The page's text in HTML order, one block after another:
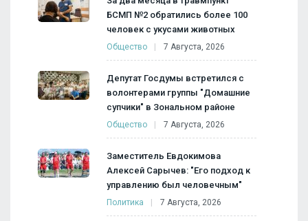
БСМП №2 обратились более 100
человек с укусами животных
Общество 7 Августа, 2026
Депутат Госдумы встретился с
волонтерами группы "Домашние
супчики" в Зональном районе
Общество 7 Августа, 2026
Заместитель Евдокимова
Алексей Сарычев: "Его подход к
управлению был человечным"
Политика 7 Августа, 2026